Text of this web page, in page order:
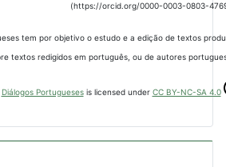
(https://orcid.org/0000-0003-0803-
tem por objetivo o estudo e a edição de textos
textos redigidos em português, ou de autores
Diálogos Portuguesesis licensed under CC BY-NC-SA 4.0